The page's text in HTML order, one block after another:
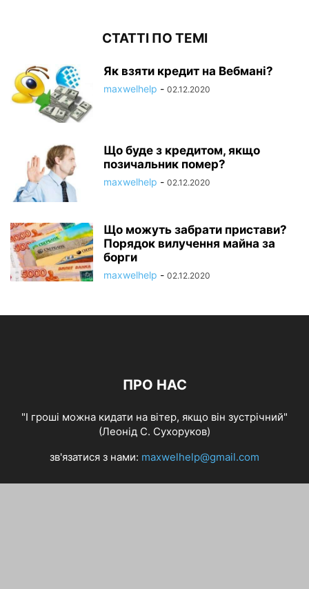
СТАТТІ ПО ТЕМІ
Як взяти кредит на Вебмані?
maxwelhelp - 02.12.2020
Що буде з кредитом, якщо
позичальник помер?
maxwelhelp - 02.12.2020
Що можуть забрати пристави?
Порядок вилучення майна за
борги
maxwelhelp - 02.12.2020
ПРО НАС
"І гроші можна кидати на вітер, якщо він зустрічний"
(Леонід С. Сухоруков)
зв'язатися з нами: maxwelhelp@gmail.com